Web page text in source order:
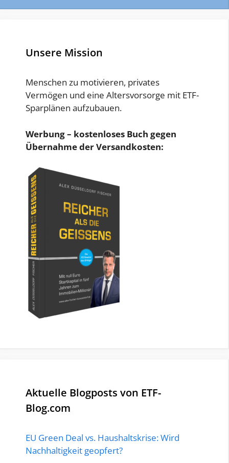
Unsere Mission
Menschen zu motivieren, privates
Vermögen und eine Altersvorsorge mit ETF-
Sparplänen aufzubauen.
Werbung – kostenloses Buch gegen
Übernahme der Versandkosten:
Aktuelle Blogposts von ETF-
Blog.com
EU Green Deal vs. Haushaltskrise: Wird
Nachhaltigkeit geopfert?